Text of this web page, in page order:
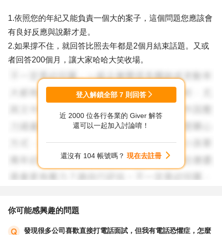
1.依照您的年紀又能負責一個大的案子，這個問題您應該會
有良好反應與說辭才是。
2.如果撐不住，就回答比照去年都是2個月結束話題。又或
者回答200個月，讓大家哈哈大笑收場。
登入解鎖全部 7 則回答
近 2000 位各行各業的 Giver 解答
還可以一起加入討論唷！
還沒有 104 帳號嗎？ 現在去註冊
你可能感興趣的問題
發現很多公司喜歡直接打電話面試，但我有電話恐懼症，怎麼